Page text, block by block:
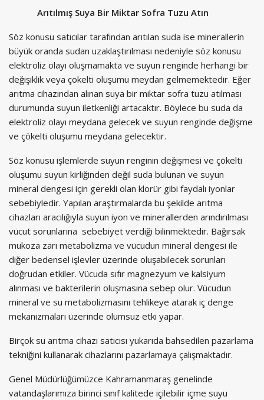
Arıtılmış Suya Bir Miktar Sofra Tuzu Atın
Söz konusu satıcılar tarafından arıtılan suda ise minerallerin
büyük oranda sudan uzaklaştırılması nedeniyle söz konusu
elektroliz olayı oluşmamakta ve suyun renginde herhangi bir
değişiklik veya çökelti oluşumu meydan gelmemektedir. Eğer
arıtma cihazından alınan suya bir miktar sofra tuzu atılması
durumunda suyun iletkenliği artacaktır. Böylece bu suda da
elektroliz olayı meydana gelecek ve suyun renginde değişme
ve çökelti oluşumu meydana gelecektir.
Söz konusu işlemlerde suyun renginin değişmesi ve çökelti
oluşumu suyun kirliğinden değil suda bulunan ve suyun
mineral dengesi için gerekli olan klorür gibi faydalı iyonlar
sebebiyledir. Yapılan araştırmalarda bu şekilde arıtma
cihazları aracılığıyla suyun iyon ve minerallerden arındırılması
vücut sorunlarına sebebiyet verdiği bilinmektedir. Bağırsak
mukoza zarı metabolizma ve vücudun mineral dengesi ile
diğer bedensel işlevler üzerinde oluşabilecek sorunları
doğrudan etkiler. Vücuda sıfır magnezyum ve kalsiyum
alınması ve bakterilerin oluşmasına sebep olur. Vücudun
mineral ve su metabolizmasını tehlikeye atarak iç denge
mekanizmaları üzerinde olumsuz etki yapar.
Birçok su arıtma cihazı satıcısı yukarıda bahsedilen pazarlama
tekniğini kullanarak cihazlarını pazarlamaya çalışmaktadır.
Genel Müdürlüğümüzce Kahramanmaraş genelinde
vatandaşlarımıza birinci sınıf kalitede içilebilir içme suyu